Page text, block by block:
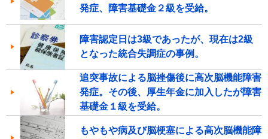
発症、障害基礎金２級を受給。
障害認定日は3級であったが、現在は2級
となった統合失調症の事例。
追突事故による脳挫傷後に高次脳機能障害
発症。その後、厚生年金に加入したが障害
基礎金１級を受給。
もやもや病及び脳梗塞による高次脳機能障